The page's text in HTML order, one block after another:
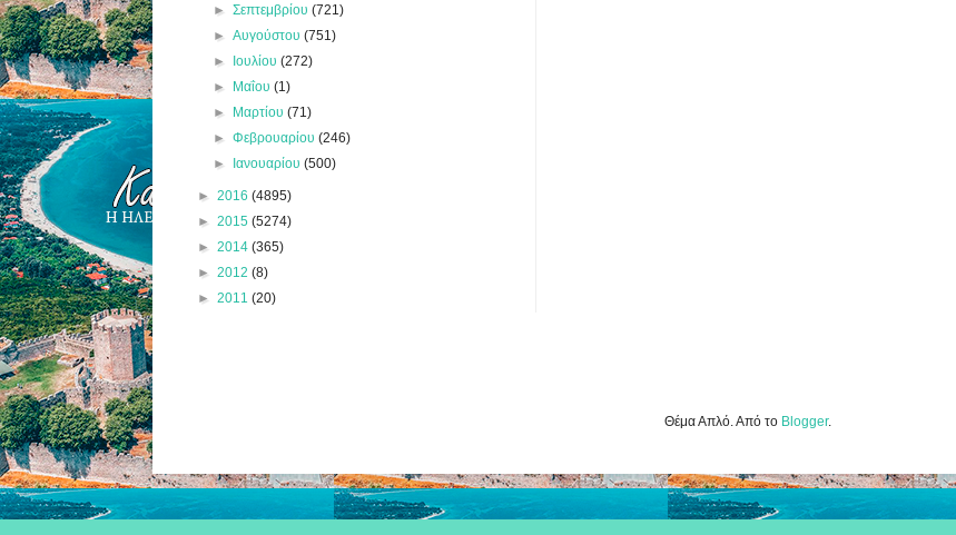
►Σεπτεμβρίου(721)
►Αυγούστου(751)
► Ιουλίου(272)
► Μαΐου(1)
► Μαρτίου(71)
►Φεβρουαρίου(246)
► Ιανουαρίου(500)
► 2016 (4895)
► 2015 (5274)
► 2014 (365)
► 2012 (8)
► 2011 (20)
Θέμα Απλό. Από το Blogger.